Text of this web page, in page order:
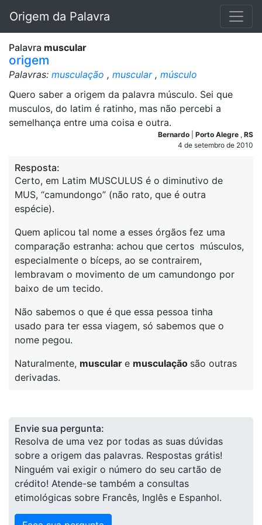
Origem da Palavra
Palavra muscular
origem
Palavras: musculação , muscular, músculo
Quero saber a origem da palavra músculo. Sei que
musculos, do latim é ratinho, mas não percebi a
semelhança entre uma coisa e outra.
Bernardo Porto Alegre , RS
4 de setembro de 2010
Resposta:
Certo, em Latim MUSCULUS é o diminutivo de
MUS, “camundongo” (não rato, que é outra
espécie).
Quem aplicou tal nome a esses órgãos fez uma
comparação estranha: achou que certos músculos,
especialmente o bíceps, ao se contrairem,
lembravam o movimento de um camundongo por
baixo de um tecido.
Não sabemos o que é que essa pessoa tinha
usado para ter essa viagem, só sabemos que o
nome pegou.
Naturalmente, muscular e musculação são outras
derivadas.
Envie sua pergunta:
Resolva de uma vez por todas as suas dúvidas
sobre a origem das palavras. Respostas grátis!
Ninguém vai exigir o número do seu cartão de
crédito! Atende-se também a consultas
etimológicas sobre Francês, Inglês e Espanhol.